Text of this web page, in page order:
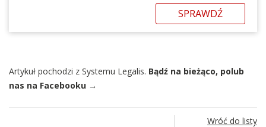
SPRAWDŹ
Artykuł pochodzi z Systemu Legalis. Bądź na bieżąco, polub
nas na Facebooku →
Wróć do listy